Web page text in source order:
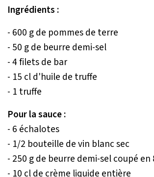
Ingrédients :
- 600 g de pommes de terre
- 50 g de beurre demi-sel
- 4 filets de bar
- 15 cl d'huile de truffe
- 1 truffe
Pour la sauce :
- 6 échalotes
- 1/2 bouteille de vin blanc sec
- 250 g de beurre demi-sel coupé en
- 10 cl de crème liquide entière